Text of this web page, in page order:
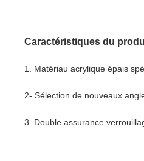
Caractéristiques du
1. Matériau acrylique épais
2- Sélection de nouveaux
3. Double assurance